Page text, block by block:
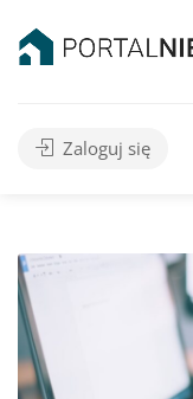
Zaloguj się